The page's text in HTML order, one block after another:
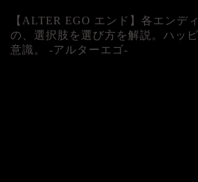
【ALTER EGO エンド】各エンデ
の、選択肢を選び方を解説。ハッ
意識。 -アルターエゴ-